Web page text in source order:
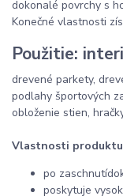
dokonalé povrchy s
Konečné vlastnosti
Použitie:
drevené parkety,
podlahy športových
obloženie stien,
Vlastnosti
po zaschnutí
poskytuje